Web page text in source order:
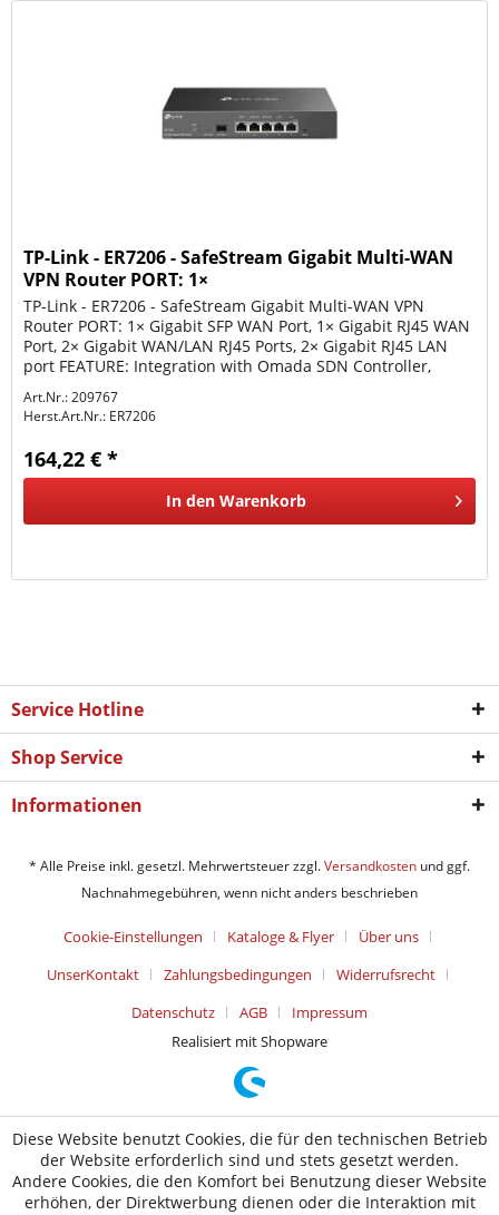
TP-Link - ER7206 - SafeStream Gigabit Multi-WAN
VPN Router PORT: 1×
TP-Link - ER7206 - SafeStream Gigabit Multi-WAN VPN
Router PORT: 1× Gigabit SFP WAN Port, 1× Gigabit RJ45 WAN
Port, 2× Gigabit WAN/LAN RJ45 Ports, 2× Gigabit RJ45 LAN
port FEATURE: Integration with Omada SDN Controller,
Art.Nr.: 209767
Herst.Art.Nr.: ER7206
164,22 € *
In den Warenkorb
Service Hotline
Shop Service
Informationen
* Alle Preise inkl. gesetzl. Mehrwertsteuer zzgl.Versandkosten und ggf.
Nachnahmegebühren, wenn nicht anders beschrieben
Cookie-Einstellungen Kataloge & Flyer
Über uns
UnserKontakt
Zahlungsbedingungen
Widerrufsrecht
Datenschutz
AGB
Impressum
Realisiert mit Shopware
Diese Website benutzt Cookies, die für den technischen Betrieb
der Website erforderlich sind und stets gesetzt werden.
Andere Cookies, die den Komfort bei Benutzung dieser Website
erhöhen, der Direktwerbung dienen oder die Interaktion mit